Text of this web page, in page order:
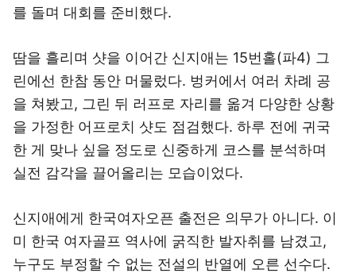
를 돌며 대회를 준비했다.
땀을 흘리며 샷을 이어간 신지애는 15번홀(파4) 그
린에선 한참 동안 머물렀다. 벙커에서 여러 차례 공
을 쳐봤고, 그린 뒤 러프로 자리를 옮겨 다양한 상황
을 가정한 어프로치 샷도 점검했다. 하루 전에 귀국
한 게 맞나 싶을 정도로 신중하게 코스를 분석하며
실전 감각을 끌어올리는 모습이었다.
신지애에게 한국여자오픈 출전은 의무가 아니다. 이
미 한국 여자골프 역사에 굵직한 발자취를 남겼고,
누구도 부정할 수 없는 전설의 반열에 오른 선수다.